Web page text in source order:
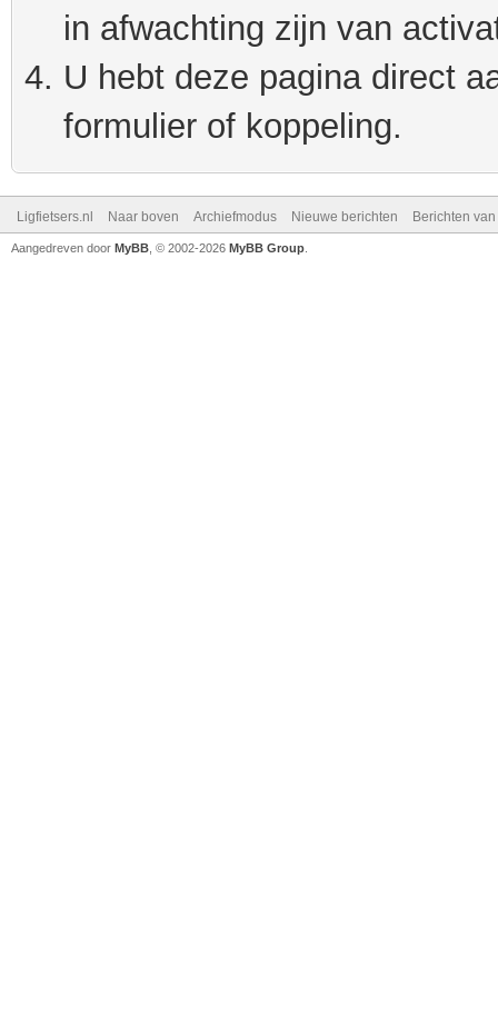
in afwachting zijn van
U hebt deze pagina direct
formulier of koppeling.
Ligfietsers.nl Naar boven Archiefmodus Nieuwe berichten Berichten
Aangedreven door MyBB , © 2002-2026 MyBB Group